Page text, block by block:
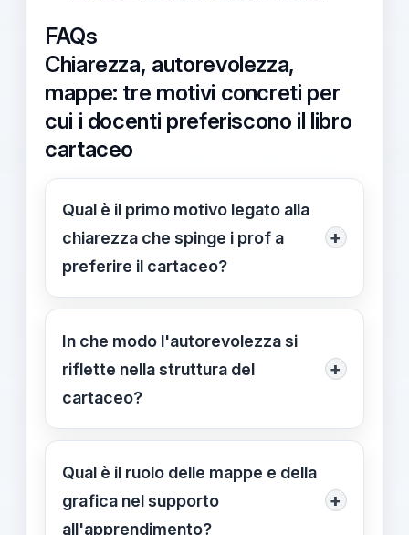
FAQs
Chiarezza, autorevolezza,
mappe: tre motivi concreti per
cui i docenti preferiscono il libro
cartaceo
Qual è il primo motivo legato alla
chiarezza che spinge i prof a
preferire il cartaceo?
+
Il linguaggio chiaro e la guida passo-
passo del testo cartaceo riducono
ambiguità rispetto ai contenuti online.
Questo rende l'apprendimento più
In che modo l'autorevolezza si
riflette nella struttura del
cartaceo?
+
Una presentazione coerente e una
gerarchia definita offrono affidabilità.
Favoriscono una progressione chiara
e riducono lacune.
Qual è il ruolo delle mappe e della
grafica nel supporto
all'apprendimento?
+